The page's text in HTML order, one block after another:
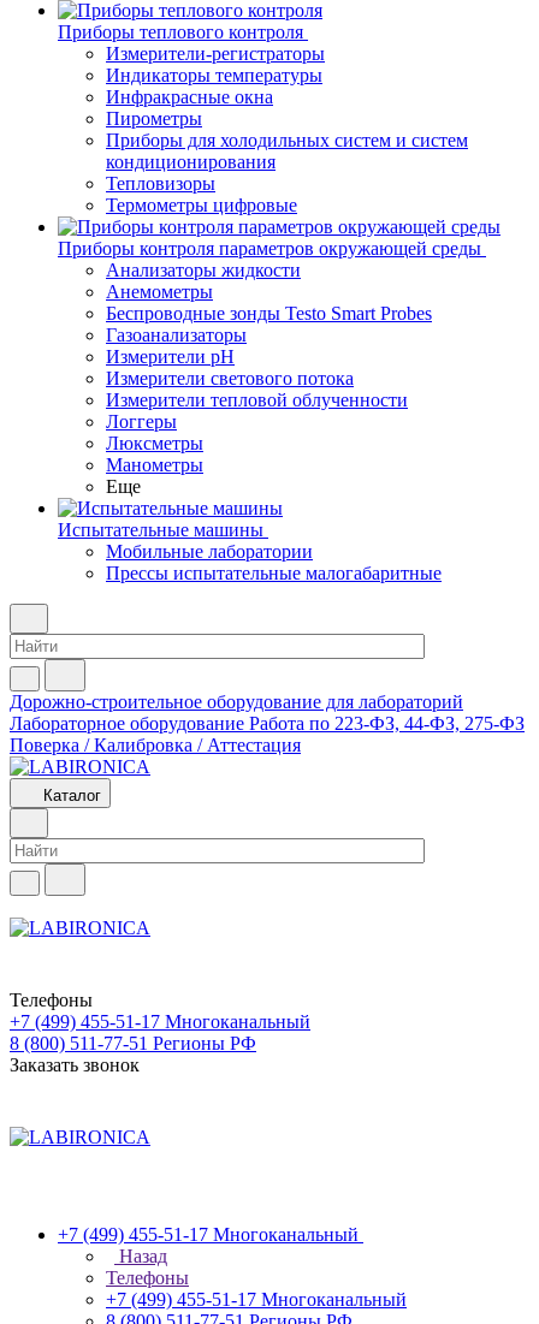
Приборы теплового контроля
Измерители-регистраторы
Индикаторы температуры
Инфракрасные окна
Пирометры
Приборы для холодильных систем и систем
кондиционирования
Тепловизоры
Термометры цифровые
Приборы контроля параметров окружающей среды
Анализаторы жидкости
Анемометры
Беспроводные зонды Testo Smart Probes
Газоанализаторы
Измерители pH
Измерители светового потока
Измерители тепловой облученности
Логгеры
Люксметры
Манометры
Еще
Испытательные машины
Мобильные лаборатории
Прессы испытательные малогабаритные
Дорожно-строительное оборудование для лабораторий
Лабораторное оборудование Работа по 223-ФЗ, 44-ФЗ, 275-ФЗ
Поверка / Калибровка / Аттестация
Каталог
Телефоны
+7 (499) 455-51-17 Многоканальный
8 (800) 511-77-51 Регионы РФ
Заказать звонок
+7 (499) 455-51-17 Многоканальный
Назад
Телефоны
+7 (499) 455-51-17 Многоканальный